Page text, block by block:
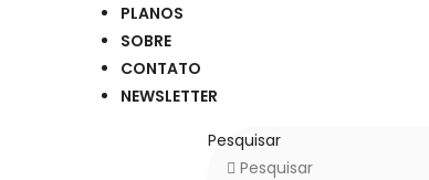
PLANOS
SOBRE
CONTATO
NEWSLETTER
Pesquisar
Pesquisar